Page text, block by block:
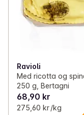
Ravioli
Med ricotta og
250 g, Bertagni
68,90 kr
275,60 kr /kg